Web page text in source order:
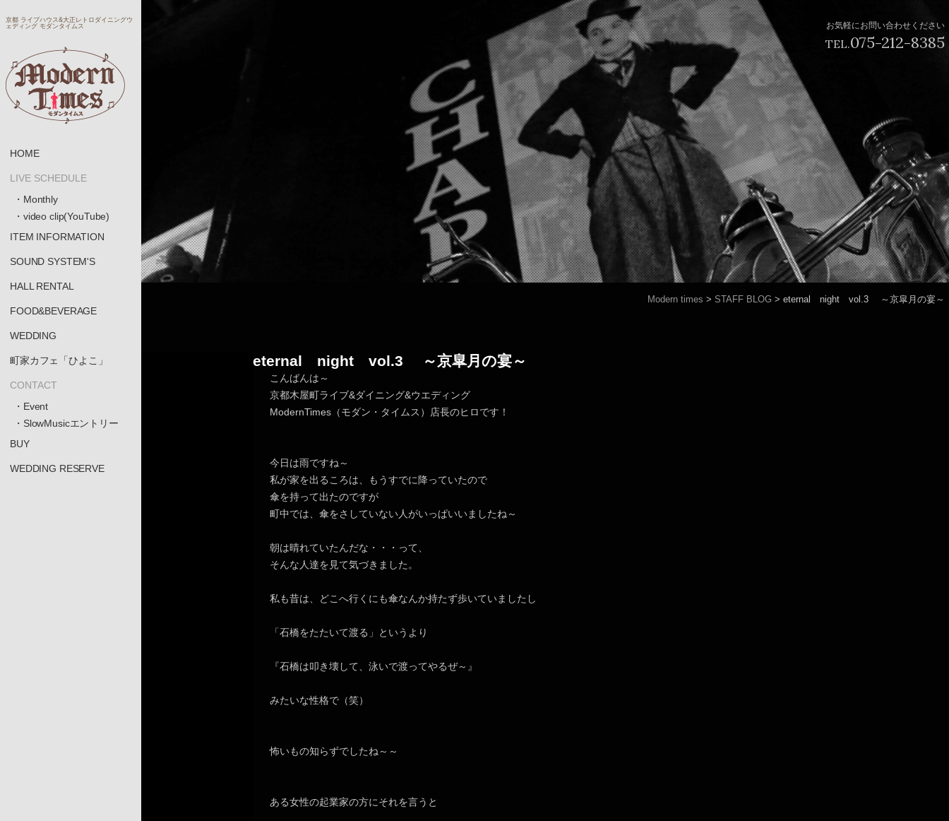
お気軽にお問い合わせください
TEL.075-212-8385
Modern times > STAFF BLOG > eternal night vol.3 ～京皐月の宴～
京都 ライブハウス&大正レトロダイニングウ
ェディング モダンタイムス
HOME
LIVE SCHEDULE
・Monthly
・video clip(YouTube)
ITEM INFORMATION
SOUND SYSTEM'S
HALL RENTAL
FOOD&BEVERAGE
WEDDING
町家カフェ「ひよこ」
CONTACT
・Event
・SlowMusicエントリー
BUY
WEDDING RESERVE
eternal night vol.3 ～京皐月の宴～
こんばんは～
京都木屋町ライブ&ダイニング&ウエディング
ModernTimes（モダン・タイムス）店長のヒロです！
今日は雨ですね～
私が家を出るころは、もうすでに降っていたので
傘を持って出たのですが
町中では、傘をさしていない人がいっぱいいましたね～
朝は晴れていたんだな・・・って、
そんな人達を見て気づきました。
私も昔は、どこへ行くにも傘なんか持たず歩いていましたし
「石橋をたたいて渡る」というより
『石橋は叩き壊して、泳いで渡ってやるぜ～』
みたいな性格で（笑）
怖いもの知らずでしたね～～
ある女性の起業家の方にそれを言うと